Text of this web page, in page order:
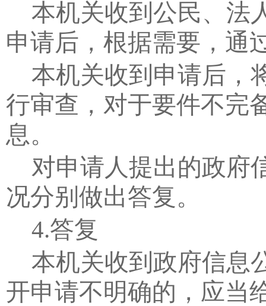
本机关收到公民、法
申请后，根据需要，通
本机关收到申请后，
行审查，对于要件不完
息。
对申请人提出的政府
况分别做出答复。
4.答复
本机关收到政府信息
开申请不明确的，应当